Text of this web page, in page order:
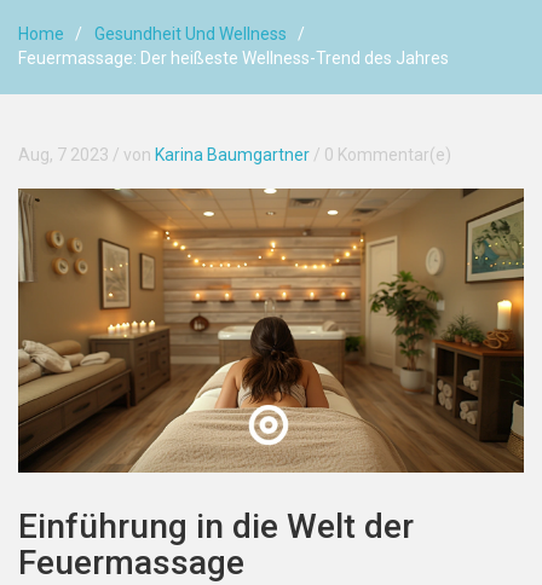
Home
Gesundheit Und Wellness
Feuermassage: Der heißeste Wellness-Trend des Jahres
Aug, 7 2023 / von Karina Baumgartner / 0 Kommentar(e)
Einführung in die Welt der
Feuermassage